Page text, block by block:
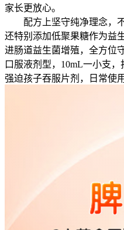
家长更放心。
配方上坚守纯净理念，
还特别添加低聚果糖作为益
进肠道益生菌增殖，全方位
口服液剂型，10mL一小支
强迫孩子吞服片剂，日常使